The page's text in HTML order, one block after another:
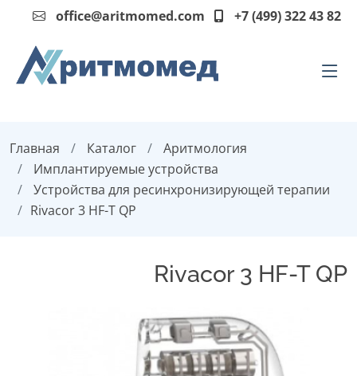
office@aritmomed.com +7 (499) 322 43 82
Главная Каталог
Аритмология
Имплантируемые устройства
Устройства для ресинхронизирующей терапии
Rivacor 3 HF-T QP
Rivacor 3 HF-T QP